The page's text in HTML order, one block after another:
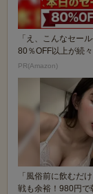
「え、こんなセー
80％OFF以上が続
の本気が...
PR(Amazon)
「風俗前に飲むだ
戦も余裕！980円で